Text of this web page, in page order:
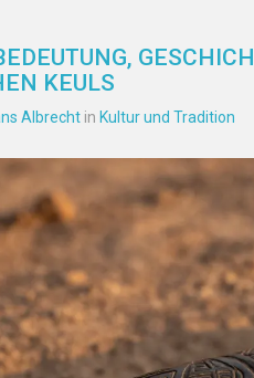
KEULS
Albrecht in Kultur und Tradition